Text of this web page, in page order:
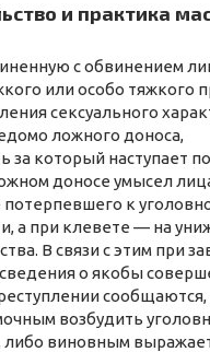
и практика
с обвинением
или особо тяжкого
сексуального
ложного доноса,
за который наступает по
доносе умысел
к
а при клевете — на
В связи с этим при
о якобы
сообщаются,
возбудить
либо виновным